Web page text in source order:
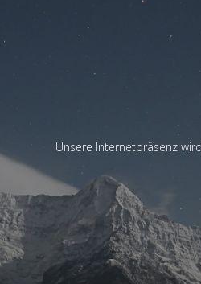
Unsere Internetpräsenz